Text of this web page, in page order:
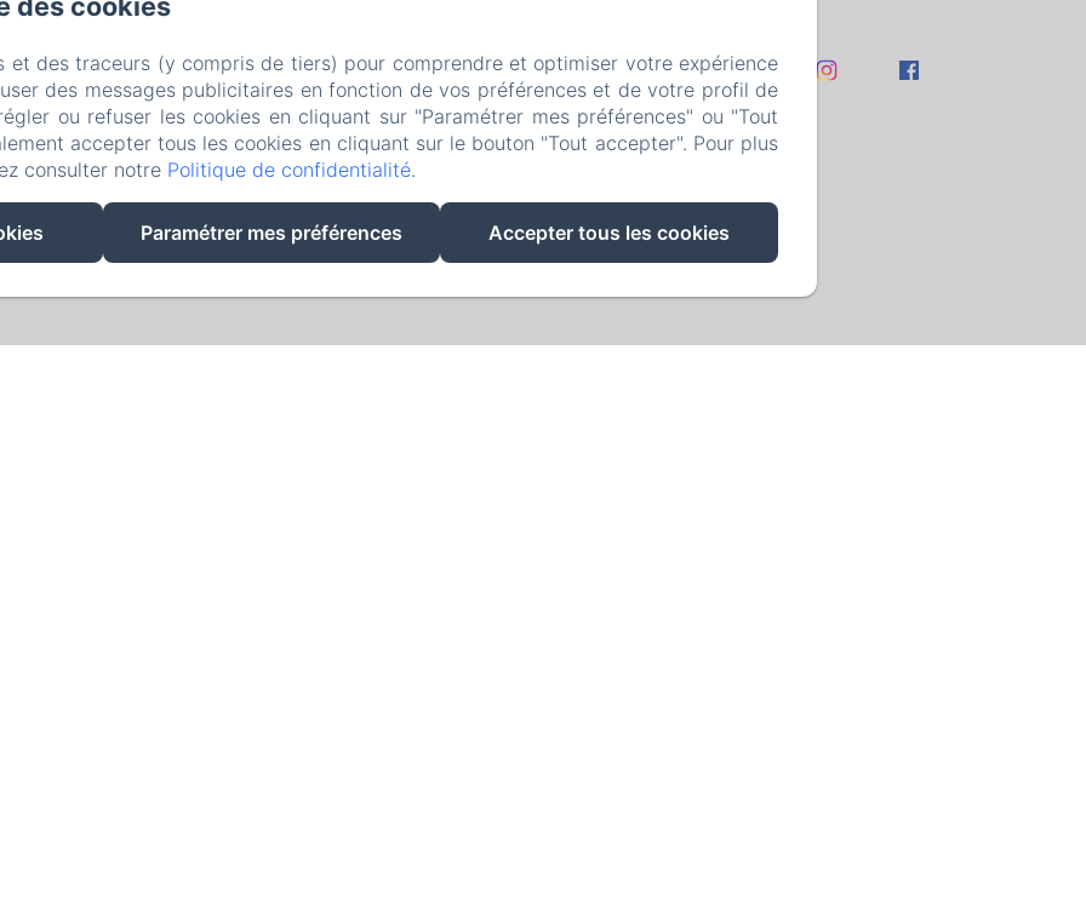
Les Chambres d'hôtes La Région Nos Services & Tarifs
Contact
de confidentialité
Informations légales Informations sur les cookies
Créé par Amenitiz
et des traceurs (y compris de tiers) pour comprendre et optimiser votre expérience
des messages publicitaires en fonction de vos préférences et de votre profil de
ou refuser les cookies en cliquant sur "Paramétrer mes préférences" ou "Tout
accepter tous les cookies en cliquant sur le bouton "Tout accepter". Pour plus
consulter notre Politique de confidentialité.
Paramétrer mes préférences Accepter tous les cookies